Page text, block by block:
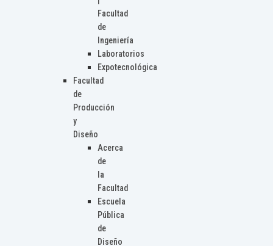
Facultad
de
Ingeniería
Laboratorios
Expotecnológica
Facultad
de
Producción
y
Diseño
Acerca
de
la
Facultad
Escuela
Pública
de
Diseño